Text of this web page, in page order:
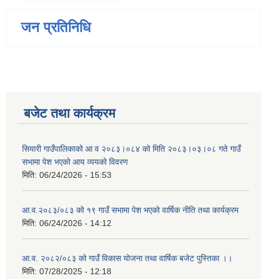
जन प्रतिनिधि
बजेट तथा कार्यक्रम
सियारी गाउँपालिकाको आ व २०८३।०८४ को मिति २०८३।०३।०८ गते गाउँ
सभामा पेश भएको आय व्ययको विवरण
मिति: 06/24/2026 - 15:53
आ.व.२०८३/०८३ को १९ गाउँ सभामा पेश भएको वार्षिक नीति तथा कार्यक्रम
मिति: 06/24/2026 - 14:12
आ.व. २०८२/०८३ को गाउँ विकास योजना तथा वार्षिक बजेट पुस्तिका ।।
मिति: 07/28/2025 - 12:18